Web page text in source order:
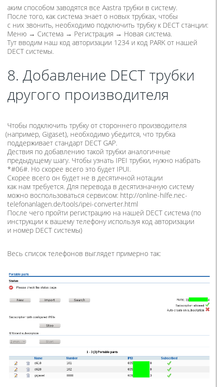
аким способом заводятся все Aastra трубки в систему.
После того, как система знает о новых трубках, чтобы
с них звонить, необходимо подключить трубку к DECT станции:
Меню → Система → Регистрация → Новая система.
Тут вводим наш код авторизации 1234 и код PARK от нашей
DECT системы.
8. Добавление DECT трубки
другого производителя
Чтобы подключить трубку от стороннего производителя
(например, Gigaset), необходимо убедится, что трубка
поддерживает стандарт DECT GAP.
Дествия по добавлению такой трубки аналогичные
предыдущему шагу. Чтобы узнать IPEI трубки, нужно набрать
*#06#. Но скорее всего это будет IPUI.
Скорее всего он будет не в десятичной нотации
как нам требуется. Для перевода в десятизначную систему
можно воспользоваться сервисом: http://online-hilfe.nec-
telefonanlagen.de/tools/ipei-converter.html
После чего пройти регистрацию на нашей DECT система (по
инструкции к вашему телефону используя код авторизации
и номер DECT системы)
Весь список телефонов выглядет примерно так: